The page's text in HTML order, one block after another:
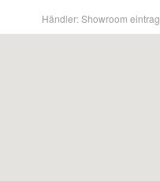
Händler: Showroom